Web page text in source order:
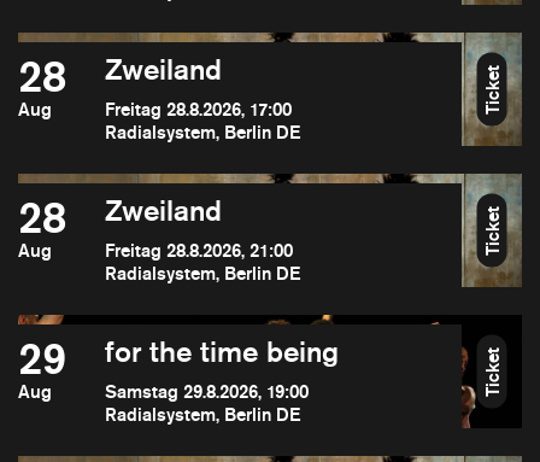
28
Aug
Zweiland
Freitag 28.8.2026, 17:00
Radialsystem, Berlin DE
Ticket
28
Aug
Zweiland
Freitag 28.8.2026, 21:00
Radialsystem, Berlin DE
Ticket
29
Aug
for the time being
Samstag 29.8.2026, 19:00
Radialsystem, Berlin DE
Ticket